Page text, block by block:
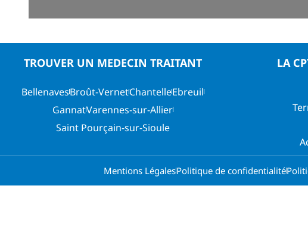
TROUVER UN MEDECIN TRAITANT
BellenavesBroût-VernetChantelleEbreuil
GannatVarennes-sur-Allier
Saint Pourçain-sur-Sioule
LA
Mentions LégalesPolitique de confidentialité